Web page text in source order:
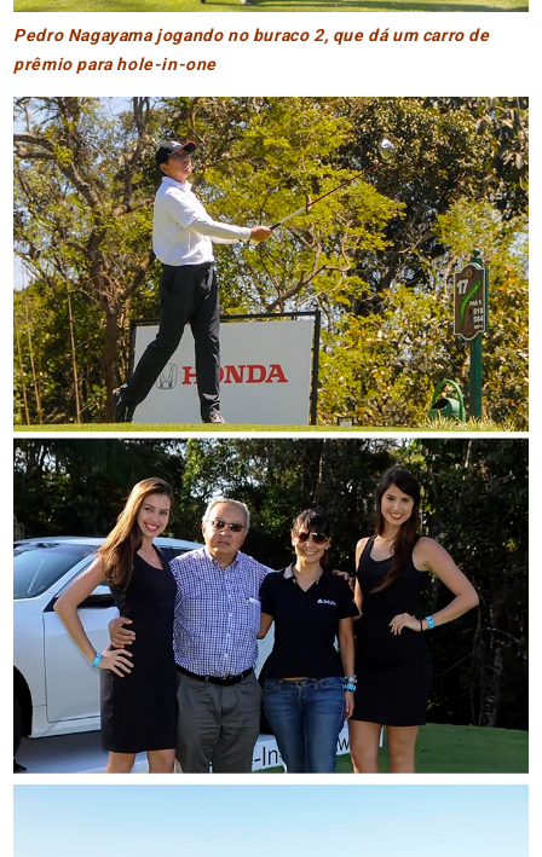
Pedro Nagayama jogando no buraco 2, que dá um carro de
prêmio para hole-in-one